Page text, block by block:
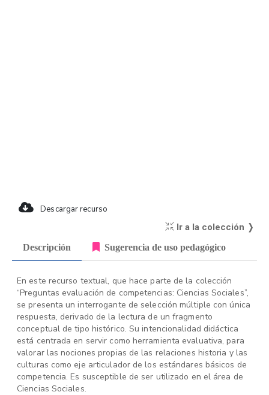
Descargar recurso
Ir a la colección ❭
Descripción Sugerencia de uso pedagógico
En este recurso textual, que hace parte de la colección
“Preguntas evaluación de competencias: Ciencias Sociales”,
se presenta un interrogante de selección múltiple con única
respuesta, derivado de la lectura de un fragmento
conceptual de tipo histórico. Su intencionalidad didáctica
está centrada en servir como herramienta evaluativa, para
valorar las nociones propias de las relaciones historia y las
culturas como eje articulador de los estándares básicos de
competencia. Es susceptible de ser utilizado en el área de
Ciencias Sociales.